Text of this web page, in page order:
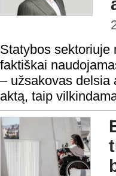
Statybos sektoriuje
faktiškai
– užsakovas delsia
aktą, taip